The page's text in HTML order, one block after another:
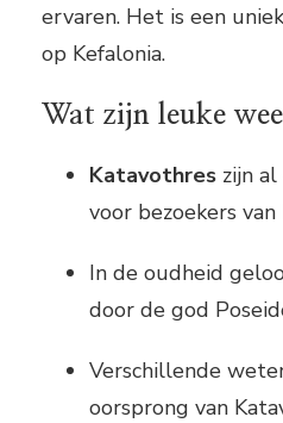
ervaren. Het is een
op Kefalonia.
Wat zijn leuke
Katavothres zijn
voor bezoekers van
In de oudheid
door de god
Verschillende
oorsprong van